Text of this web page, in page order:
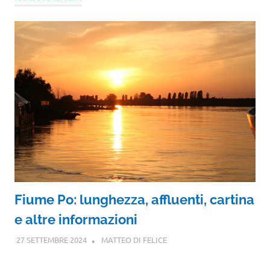
Fiume Po: lunghezza, affluenti, cartina
e altre informazioni
27 SETTEMBRE 2024 MATTEO DI FELICE